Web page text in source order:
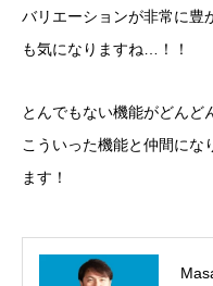
バリエーションが非常に豊
も気になりますね…！！
とんでもない機能がどんど
こういった機能と仲間にな
ます！